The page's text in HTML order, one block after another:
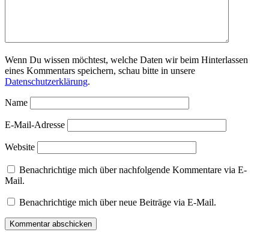
Wenn Du wissen möchtest, welche Daten wir beim Hinterlassen
eines Kommentars speichern, schau bitte in unsere
Datenschutzerklärung.
Name
E-Mail-Adresse
Website
Benachrichtige mich über nachfolgende Kommentare via E-
Mail.
Benachrichtige mich über neue Beiträge via E-Mail.